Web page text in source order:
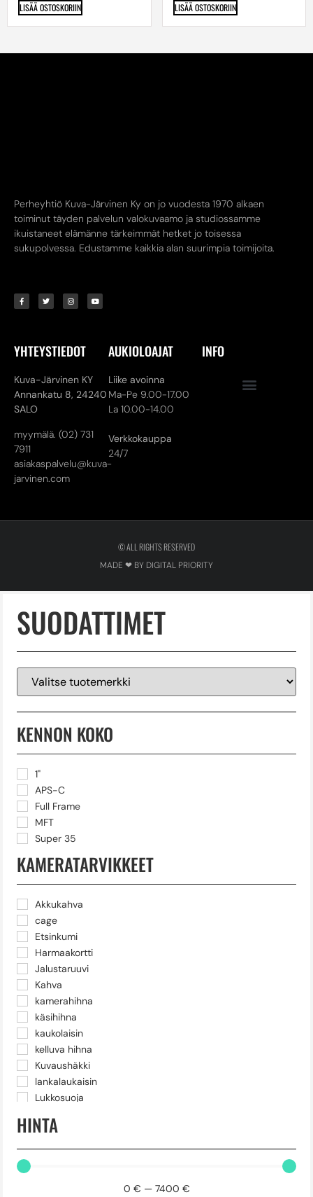
LISÄÄ OSTOSKORIIN LISÄÄ OSTOSKORIIN
Perheyhtiö Kuva-Järvinen Ky on jo vuodesta 1970 alkaen
toiminut täyden palvelun valokuvaamo ja studiossamme
ikuistaneet elämänne tärkeimmät hetket jo toisessa
sukupolvessa. Edustamme kaikkia alan suurimpia toimijoita.
YHTEYSTIEDOT
Kuva-Järvinen KY
Annankatu 8, 24240
SALO
myymälä. (02) 731
7911
asiakaspalvelu@kuva-
jarvinen.com
AUKIOLOAJAT
Liike avoinna
Ma-Pe 9.00-17.00
La 10.00-14.00
Verkkokauppa
24/7
INFO
© ALL RIGHTS RESERVED
MADE ❤ BY DIGITAL PRIORITY
SUODATTIMET
KENNON KOKO
1"
APS-C
Full Frame
MFT
Super 35
KAMERATARVIKKEET
Akkukahva
cage
Etsinkumi
Harmaakortti
Jalustaruuvi
Kahva
kamerahihna
käsihihna
kaukolaisin
kelluva hihna
Kuvaushäkki
lankalaukaisin
Lukkosuoja
pikalevy
Puhelinpidike
HINTA
0 € — 7400 €